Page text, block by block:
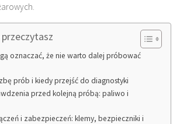
oznaczać, że nie warto dalej próbować
prób i kiedy przejść do diagnostyki
przed kolejną próbą: paliwo i
i zabezpieczeń: klemy, bezpieczniki i